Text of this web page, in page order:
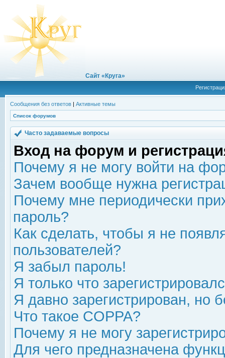
Сайт «Круга»
Сообщения без ответов | Активные темы
Список форумов
Часто задаваемые вопросы
Вход на форум и
Почему я не могу войти на
Зачем вообще нужна
Почему мне периодически
пароль?
Как сделать, чтобы я не
пользователей?
Я забыл пароль!
Я только что
Я давно зарегистрирован, но
Что такое COPPA?
Почему я не могу
Для чего предназначена